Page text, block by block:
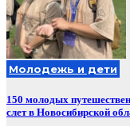
Молодежь и дети
150 молодых
слет в Новосибирской